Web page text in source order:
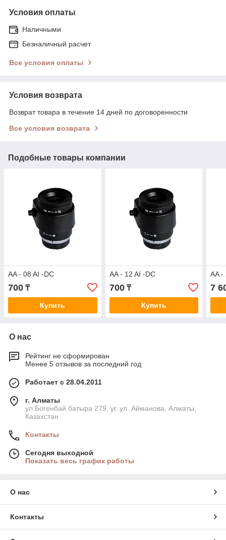
Условия оплаты
Наличными
Безналичный расчет
Все условия оплаты
Условия возврата
Возврат товара в течение 14 дней по договоренности
Все условия возврата
Подобные товары компании
AA - 08 AI -DC
700 ₸
Купить
AA - 12 AI -DC
700₸
Купить
AA -
7
О нас
Рейтинг не сформирован
Менее 5 отзывов за последний год
Работает с 28.04.2011
г. Алматы
ул.Богенбай батыра 279, уг. ул. Айманова, Алматы,
Казахстан
Контакты
Сегодня выходной
Показать весь график работы
О нас
Контакты